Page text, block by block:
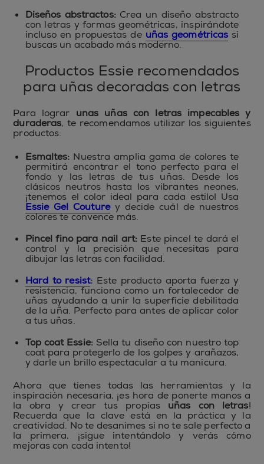
Diseños abstractos:Crea un diseño abstracto
con letras y formas geométricas, inspirándote
incluso en propuestas de uñas geométricas si
buscas un acabado más moderno.
Productos Essie recomendados
para uñas decoradas con letras
Para lograr unas uñas con letras impecables y
duraderas, te recomendamos utilizar los siguientes
productos:
Esmaltes: Nuestra amplia gama de colores te
permitirá encontrar el tono perfecto para el
fondo y las letras de tus uñas. Desde los
clásicos neutros hasta los vibrantes neones,
¡tenemos el color ideal para cada estilo! Usa
Essie Gel Couturey decide cuál de nuestros
colores te convence más.
Pincel fino para nail art: Este pincel te dará el
control y la precisión que necesitas para
dibujar las letras con facilidad.
Hard to resist: Este producto aporta fuerza y
resistencia, funciona como un fortalecedor de
uñas ayudando a unir la superficie debilitada
de la uña. Perfecto para antes de aplicar color
a tus uñas.
Top coat Essie:Sella tu diseño con nuestro top
coat para protegerlo de los golpes y arañazos,
y darle un brillo espectacular a tu manicura.
Ahora que tienes todas las herramientas y la
inspiración necesaria, ¡es hora de ponerte manos a
la obra y crear tus propias uñas con letras!
Recuerda que la clave está en la práctica y la
creatividad. No te desanimes si no te sale perfecto a
la primera, ¡sigue intentándolo y verás cómo
mejoras con cada intento!